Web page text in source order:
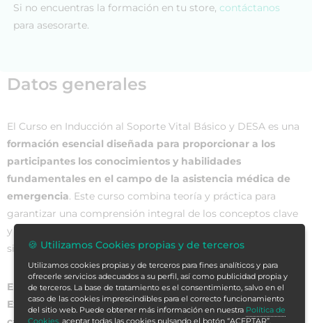
Datos generales
El Curso en Inducción al Soporte Vital Básico y DESA es una
formación esencial diseñada para proporcionar a los
participantes los conocimientos y habilidades
fundamentales en el campo de la asistencia médica de
emergencia. Este curso combina teoría y práctica para
garantizar una comprensión integral de los conceptos clave
y fomentar la adquisición de destrezas prácticas en
situaciones críticas.
El soporte vital básico y el uso de un DESA (Desfibrilador
Externo Automático) son componentes cruciales en la
Si no encuentras la formación en tu store, contáctanos
para asesorarte.
🍪 Utilizamos Cookies propias y de terceros
Utilizamos cookies propias y de terceros para fines analíticos y para
ofrecerle servicios adecuados a su perfil, así como publicidad propia y
de terceros. La base de tratamiento es el consentimiento, salvo en el
caso de las cookies imprescindibles para el correcto funcionamiento
del sitio web. Puede obtener más información en nuestra Política de